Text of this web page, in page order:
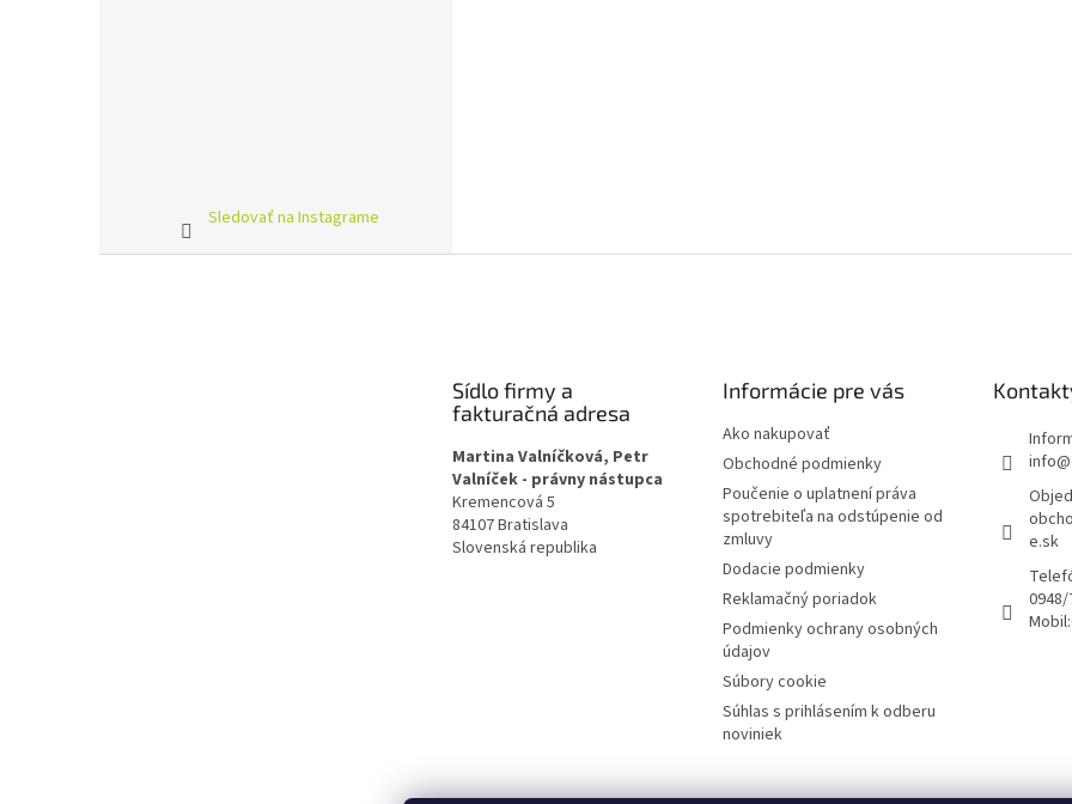
Sledovať na Instagrame
i
Sídlo firmy a
fakturačná adresa
Martina Valníčková, Petr
Valníček - právny nástupca
Kremencová 5
84107 Bratislava
Slovenská republika
Informácie pre vás
Ako nakupovať
Obchodné podmienky
Poučenie o uplatnení práva
spotrebiteľa na odstúpenie od
zmluvy
Dodacie podmienky
Reklamačný poriadok
Podmienky ochrany osobných
údajov
Súbory cookie
Súhlas s prihlásením k odberu
noviniek
e.sk
0948/
Mobil: